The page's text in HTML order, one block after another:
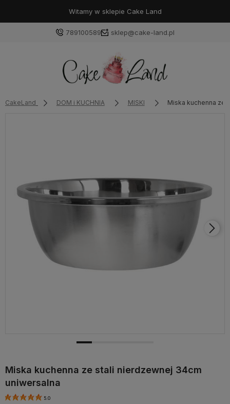
Witamy w sklepie Cake Land
789100589 sklep@cake-land.pl
zaloguj się, aby przywrócić dodane produkty do listy
z poprzedniej sesji.
CakeLand DOM i KUCHNIA MISKI Miska kuchenna ze
Miska kuchenna ze stali nierdzewnej 34cm
uniwersalna
5.0